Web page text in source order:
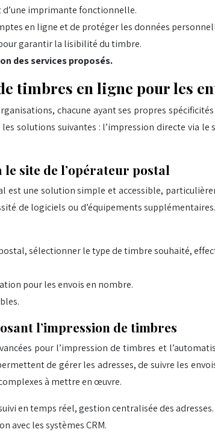
d’une imprimante fonctionnelle.
en ligne et de protéger les données
garantir la lisibilité du timbre.
des services proposés.
timbres en ligne pour les
chacune ayant ses propres
solutions suivantes : l’impression directe via
site de l’opérateur postal
est une solution simple et accessible,
de logiciels ou d’équipements
sélectionner le type de timbre souhaité,
pour les envois en nombre.
l’impression de timbres
pour l’impression de timbres et
de gérer les adresses, de suivre les
à mettre en œuvre.
en temps réel, gestion centralisée des adresses.
avec les systèmes CRM.